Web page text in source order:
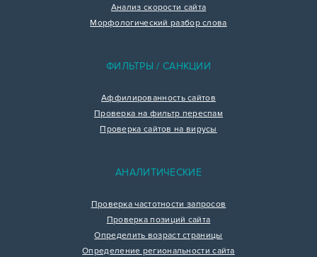
Анализ скорости сайта
Морфологический разбор слова
ФИЛЬТРЫ / САНКЦИИ
Аффилированность сайтов
Проверка на фильтр переспам
Проверка сайтов на вирусы
АНАЛИТИЧЕСКИЕ
Проверка частотности запросов
Проверка позиций сайта
Определить возраст страницы
Определение региональности сайта